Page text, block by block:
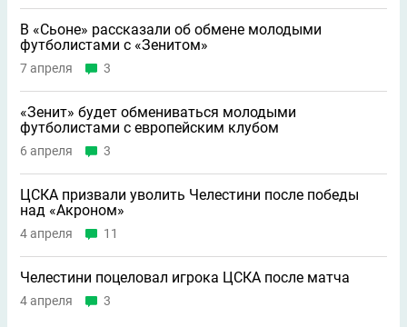
В «Сьоне» рассказали об обмене молодыми
футболистами с «Зенитом»
7 апреля 3
«Зенит» будет обмениваться молодыми
футболистами с европейским клубом
6 апреля 3
ЦСКА призвали уволить Челестини после победы
над «Акроном»
4 апреля 11
Челестини поцеловал игрока ЦСКА после матча
4 апреля 3